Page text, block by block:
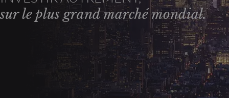
sur le plus grand marché mondial.